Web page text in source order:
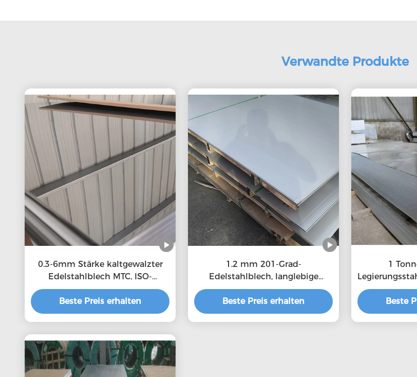
Verwandte Produkte
0.3-6mm Stärke kaltgewalzter
Edelstahlblech MTC, ISO-
Bescheinigung
Beste Preis erhalten
1.2 mm 201-Grad-
Edelstahlblech, langlebige
warmgewalzte Stahlplatte
kaufen Edelstahlplatte
Beste Preis erhalten
1
1000 mm -
Beste